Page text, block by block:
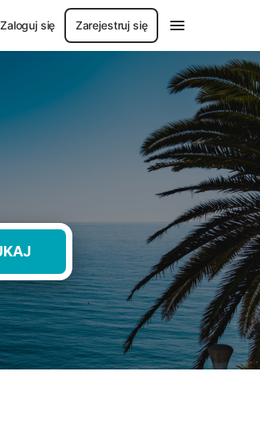
Zaloguj się Zarejestruj się